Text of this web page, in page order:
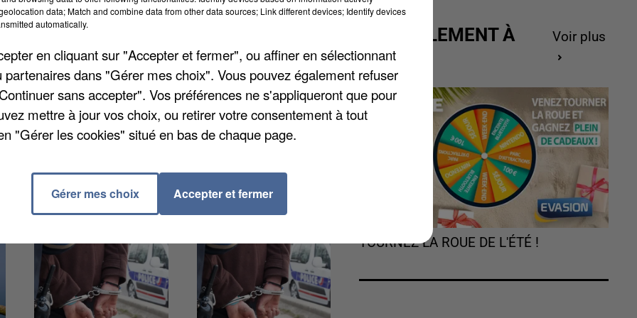
le tribunal correctionnel de Chartres. Le 24
sa cigarette incandescente sur le bras de son
Le quinquagénaire a nié les faits, mais la
la sœur du petit garçon. Les deux enfants avaient
pour les mêmes faits, rappelle L'Echo
parentale du père.
ACTUELLEMENT À
GAGNER
Voir plus
TOURNEZ LA ROUE DE L'ÉTÉ !
data; Match and combine data from other data sources; Link different devices; Identify devices
automatically.
en cliquant sur "Accepter et fermer", ou affiner en sélectionnant
partenaires dans "Gérer mes choix". Vous pouvez également refuser
sans accepter". Vos préférences ne s'appliqueront que pour
mettre à jour vos choix, ou retirer votre consentement à tout
"Gérer les cookies" situé en bas de chaque page.
Gérer mes choix Accepter et fermer